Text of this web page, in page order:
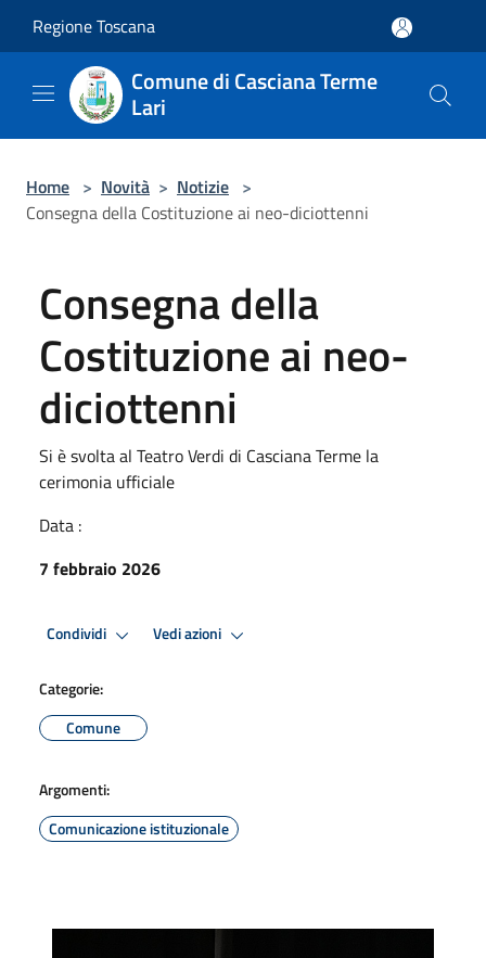
Regione Toscana
Comune di Casciana Terme
Lari
Home > Novità > Notizie >
Consegna della Costituzione ai neo-diciottenni
Consegna della
Costituzione ai neo-
diciottenni
Si è svolta al Teatro Verdi di Casciana Terme la
cerimonia ufficiale
Data :
7 febbraio 2026
Condividi Vedi azioni
Categorie:
Comune
Argomenti:
Comunicazione istituzionale